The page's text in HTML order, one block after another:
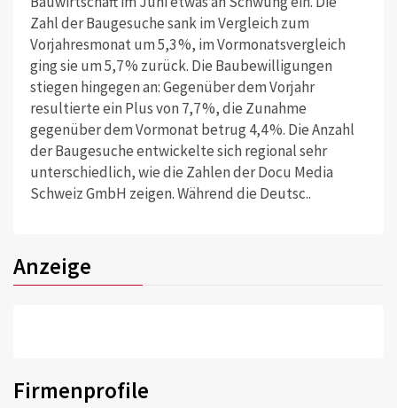
Zahl der Baugesuche sank im Vergleich zum
Vorjahresmonat um 5,3 %, im Vormonatsvergleich
ging sie um 5,7 % zurück. Die Baubewilligungen
stiegen hingegen an: Gegenüber dem Vorjahr
resultierte ein Plus von 7,7 %, die Zunahme
gegenüber dem Vormonat betrug 4,4 %. Die Anzahl
der Baugesuche entwickelte sich regional sehr
unterschiedlich, wie die Zahlen der Docu Media
Schweiz GmbH zeigen. Während die Deutsc..
Anzeige
Firmenprofile